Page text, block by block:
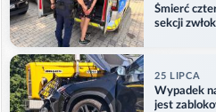
Śmierć
sekcji
25 LIPCA
Wypadek
jest